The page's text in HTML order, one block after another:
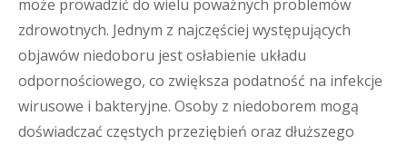
może prowadzić do wielu poważnych problemów
zdrowotnych. Jednym z najczęściej występujących
objawów niedoboru jest osłabienie układu
odpornościowego, co zwiększa podatność na infekcje
wirusowe i bakteryjne. Osoby z niedoborem mogą
doświadczać częstych przeziębień oraz dłuższego